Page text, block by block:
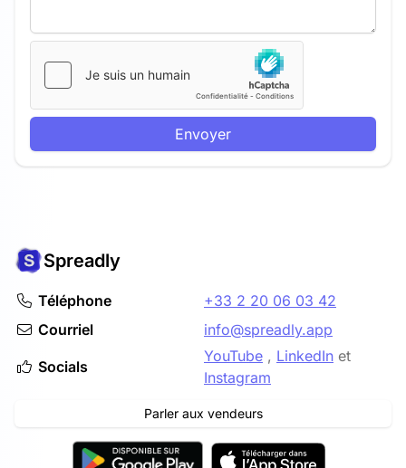
Envoyer
Spreadly
Téléphone
+33 2 20 06 03 42
Courriel
info@spreadly.app
Socials
YouTube , LinkedIn et
Instagram
Parler aux vendeurs